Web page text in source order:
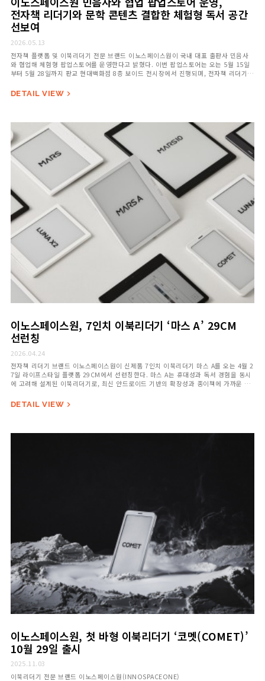
전자책 리더기와 문학 콘텐츠 결합한 체험형 독서 공간
선보여
2026.05.13
전자책 플랫폼 및 이북리더기 전문 브랜드 이노스페이스원이 국내 대표 출판사 민음사
와 협업해 체험형 팝업스토어를 운영한다고 밝혔다. 이번 팝업스토어는 오는 5월 15일
부터 5월 28일까지 판교 현대백화점 8층 보이드 전시장에서 진행되며, 전자책 리더기
DETAIL VIEW 
이노스페이스원, 7인치 이북리더기 ‘마스 A’ 29CM
선런칭
2026.04.24
전자책 리더기 브랜드 이노스페이스원이 신제품 7인치 이북리더기 마스 A를 오는 4월 2
7일 라이프스타일 플랫폼 29CM에서 선런칭한다. 마스 A는 휴대성과 독서 경험을 동시
에 고려해 설계된 이북리더기로, 최신 안드로이드 기반의 확장성과 종이책에 가까운 전
DETAIL VIEW 
이노스페이스원, 첫 바형 이북리더기 ‘코멧(COMET)’
10월 29일 출시
2025.11.03
이북리더기 전문 브랜드 이노스페이스원(INNOSPACEONE)